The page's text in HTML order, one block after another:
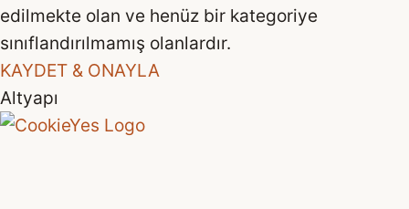
edilmekte olan ve henüz bir kategoriye
sınıflandırılmamış olanlardır.
KAYDET & ONAYLA
Altyapı